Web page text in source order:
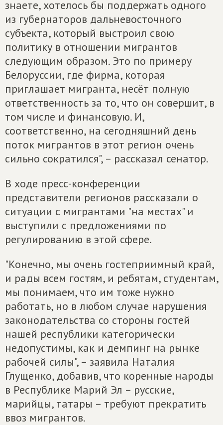
знаете, хотелось бы поддержать одного
из губернаторов дальневосточного
субъекта, который выстроил свою
политику в отношении мигрантов
следующим образом. Это по примеру
Белоруссии, где фирма, которая
приглашает мигранта, несёт полную
ответственность за то, что он совершит, в
том числе и финансовую. И,
соответственно, на сегодняшний день
поток мигрантов в этот регион очень
сильно сократился", – рассказал сенатор.
В ходе пресс-конференции
представители регионов рассказали о
ситуации с мигрантами "на местах" и
выступили с предложениями по
регулированию в этой сфере.
"Конечно, мы очень гостеприимный край,
и рады всем гостям, и ребятам, студентам,
мы понимаем, что им тоже нужно
работать, но в любом случае нарушения
законодательства со стороны гостей
нашей республики категорически
недопустимы, как и демпинг на рынке
рабочей силы", – заявила Наталия
Глущенко, добавив, что коренные народы
в Республике Марий Эл – русские,
марийцы, татары – требуют прекратить
ввоз мигрантов.